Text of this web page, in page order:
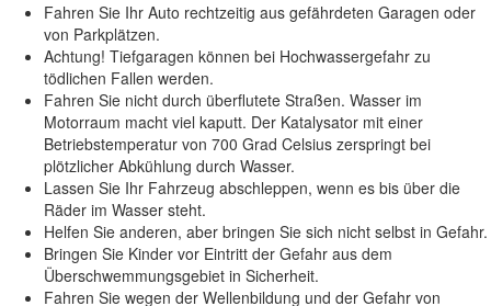
Fahren Sie Ihr Auto rechtzeitig aus gefährdeten Garagen oder
von Parkplätzen.
Achtung! Tiefgaragen können bei Hochwassergefahr zu
tödlichen Fallen werden.
Fahren Sie nicht durch überflutete Straßen. Wasser im
Motorraum macht viel kaputt. Der Katalysator mit einer
Betriebstemperatur von 700 Grad Celsius zerspringt bei
plötzlicher Abkühlung durch Wasser.
Lassen Sie Ihr Fahrzeug abschleppen, wenn es bis über die
Räder im Wasser steht.
Helfen Sie anderen, aber bringen Sie sich nicht selbst in Gefahr.
Bringen Sie Kinder vor Eintritt der Gefahr aus dem
Überschwemmungsgebiet in Sicherheit.
Fahren Sie wegen der Wellenbildung und der Gefahr von